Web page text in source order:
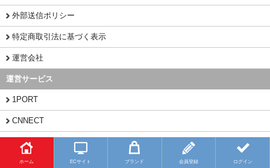
ホーム ECサイト ブランド 会員登録 ログイン
外部送信ポリシー
特定商取引法に基づく表示
運営会社
運営サービス
1PORT
CNNECT
CHINAMART
Copyright (C) 2026 BUYFY.JP All Rights Reserved.